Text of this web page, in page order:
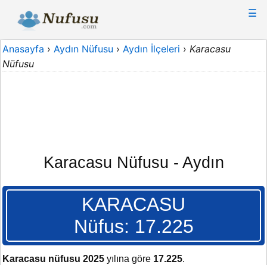
☰
Anasayfa › Aydın Nüfusu › Aydın İlçeleri › Karacasu
Nüfusu
Karacasu Nüfusu - Aydın
KARACASU
Nüfus: 17.225
Karacasu nüfusu 2025 yılına göre 17.225.